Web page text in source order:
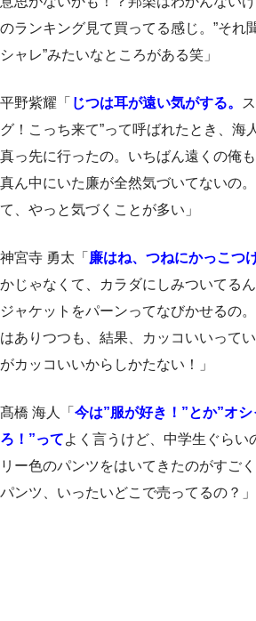
のランキング見て買ってる感じ。”それ
シャレ”みたいなところがある笑」
平野紫耀「 じつは耳が遠い気がする。
グ！こっち来て”って呼ばれたとき、海
真っ先に行ったの。いちばん遠くの俺
真ん中にいた廉が全然気づいてないの
て、やっと気づくことが多い」
神宮寺 勇太「 廉はね、つねにかっこつけ
かじゃなくて、カラダにしみついてる
ジャケットをパーンってなびかせるの
はありつつも、結果、カッコいいって
がカッコいいからしかたない！」
髙橋 海人「 今は”服が好き！”とか”オ
ろ！”ってよく言うけど、中学生ぐらい
リー色のパンツをはいてきたのがすご
パンツ、いったいどこで売ってるの？」